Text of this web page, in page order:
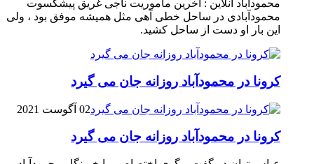
محمودآباد آنلاین : آخرین ماموریت ناجی غریق پیشکسوت
محمودآبادی در ساحل خطی آهی مثل همیشه موفق بود ، ولی
این بار او دست از ساحل کشید.
کرونا در محمودآباد روزانه جان می گیرد
02 آگوست 2021
کرونا در محمودآباد روزانه جان می گیرد